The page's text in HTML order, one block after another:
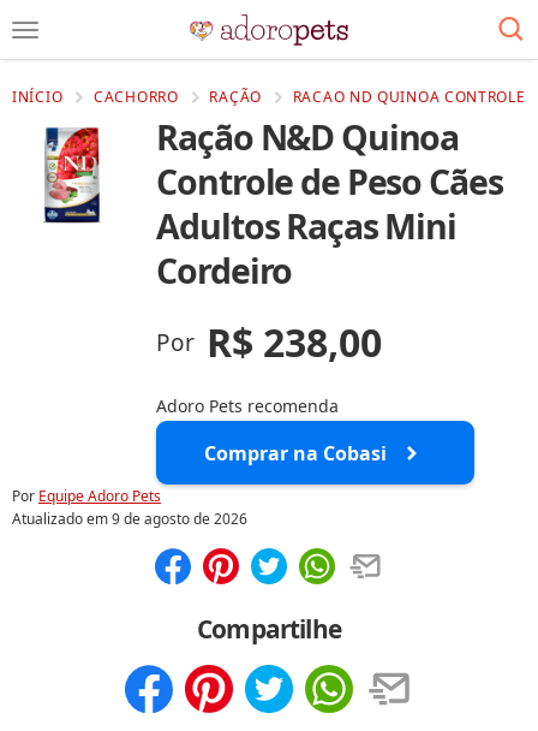
INÍCIO CACHORRO RAÇÃO RACAO ND QUINOA CONTROLE
Ração N&D Quinoa
Controle de Peso Cães
Adultos Raças Mini
Cordeiro
Por R$ 238,00
Adoro Pets recomenda
Comprar na Cobasi
Por Equipe Adoro Pets
Atualizado em9 de agosto de 2026
Compartilhe